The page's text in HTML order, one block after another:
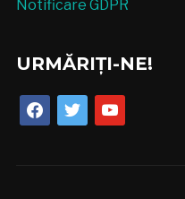
Notificare GDPR
URMĂRIȚI-NE!
facebooktwitteryoutube